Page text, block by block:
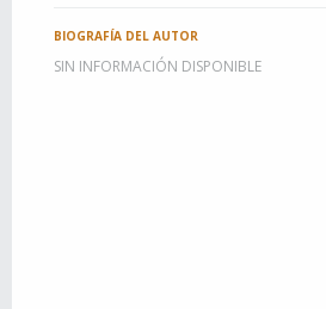
BIOGRAFÍA DEL AUTOR
SIN INFORMACIÓN DISPONIBLE